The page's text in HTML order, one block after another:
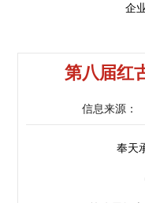
企
第八届红
信息来源：
奉天